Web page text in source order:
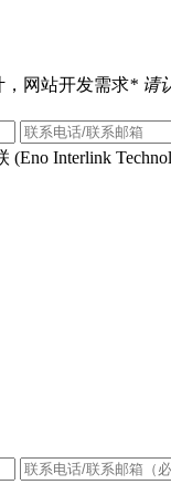
网站开发需求* 请
(Eno Interlink